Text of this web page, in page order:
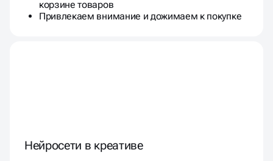
корзине товаров
Привлекаем внимание и дожимаем к покупке
Нейросети в креативе